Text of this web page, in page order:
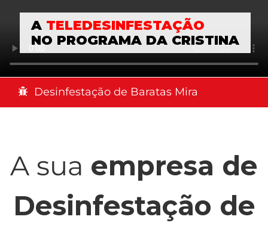
A TELEDESINFESTAÇÃO
NO PROGRAMA DA CRISTINA
Desinfestação de Baratas Mira
A sua empresa de
Desinfestação de